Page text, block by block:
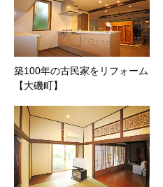
築100年の古民家をリフォーム
【大磯町】